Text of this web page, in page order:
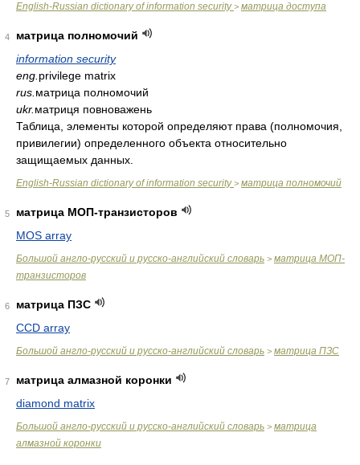
English-Russian dictionary of information security> матрица доступа
4
матрица полномочий
information security
eng. privilege matrix
rus. матрица полномочий
ukr. матриця повноважень
Таблица, элементы которой определяют права (полномочия,
привилегии) определенного объекта относительно
защищаемых данных.
English-Russian dictionary of information security> матрица полномочий
5
матрица МОП-транзисторов
MOS array
Большой англо-русский и русско-английский словарь > матрица МОП-
транзисторов
6
матрица ПЗС
CCD array
Большой англо-русский и русско-английский словарь > матрица ПЗС
7
матрица алмазной коронки
diamond matrix
Большой англо-русский и русско-английский словарь > матрица
алмазной коронки